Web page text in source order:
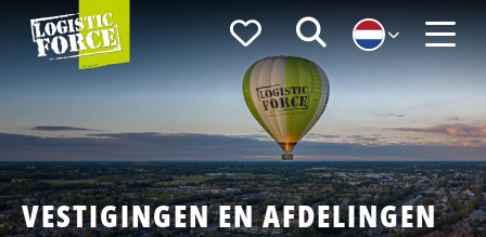
Logistic
Force
FavorietenZoeken
Menu
VESTIGINGEN EN AFDELINGEN